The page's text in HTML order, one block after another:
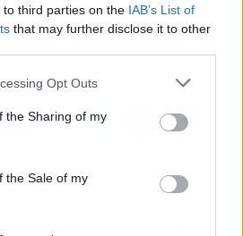
third parties on the IAB’s List of
that may further disclose it to other
Opt Outs
the Sharing of my
the Sale of my
las
Presupuestos y sus
reformas tras la rebaja
de previsiones del FMI